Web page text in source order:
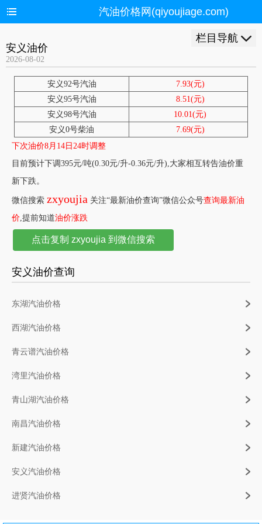
汽油价格网(qiyoujiage.com)
栏目导航
安义油价
2026-08-02
安义92号汽油
7.93(元)
安义95号汽油
8.51(元)
安义98号汽油
10.01(元)
安义0号柴油
7.69(元)
下次油价8月14日24时调整
目前预计下调395元/吨(0.30元/升-0.36元/升),大家相互转告油价重
新下跌。
微信搜索 zxyoujia 关注“最新油价查询”微信公众号查询最新油
价,提前知道油价涨跌
点击复制 zxyoujia 到微信搜索
安义油价查询
东湖汽油价格
西湖汽油价格
青云谱汽油价格
湾里汽油价格
青山湖汽油价格
南昌汽油价格
新建汽油价格
安义汽油价格
进贤汽油价格